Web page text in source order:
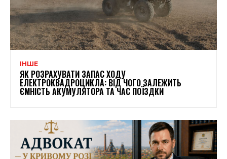
ІНШЕ
ЯК РОЗРАХУВАТИ ЗАПАС ХОДУ
ЕЛЕКТРОКВАДРОЦИКЛА: ВІД ЧОГО ЗАЛЕЖИТЬ
ЄМНІСТЬ АКУМУЛЯТОРА ТА ЧАС ПОЇЗДКИ